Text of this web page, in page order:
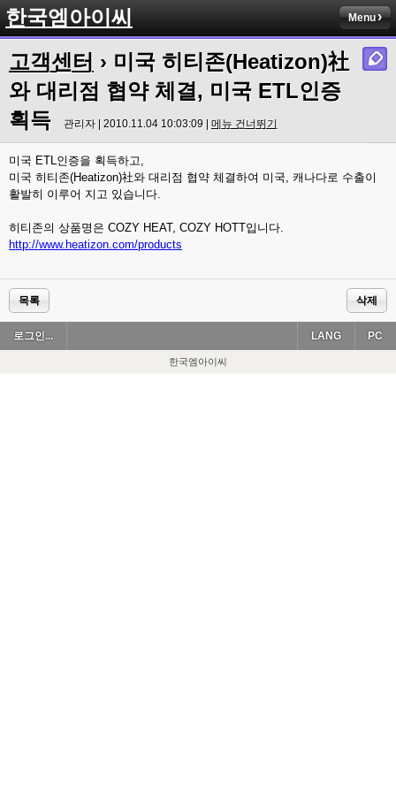
한국엠아이씨 Menu
고객센터 › 미국 히티존(Heatizon)社
와 대리점 협약 체결, 미국 ETL인증
획득
관리자 | 2010.11.04 10:03:09 | 메뉴 건너뛰기
미국 ETL인증을 획득하고,
미국 히티존(Heatizon)社와 대리점 협약 체결하여 미국, 캐나다로 수출이
활발히 이루어 지고 있습니다.
히티존의 상품명은 COZY HEAT, COZY HOTT입니다.
http://www.heatizon.com/products
목록 삭제
로그인... PC
LANG
한국엠아이씨